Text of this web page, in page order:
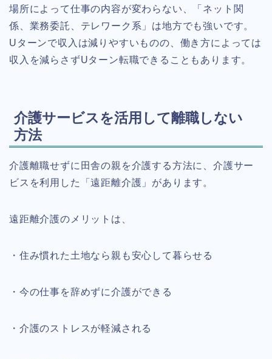
場所によって仕事の内容が変わらない、「ネット関
係、業務委託、テレワーク系」は地方でも強いです。
Uターンで収入は減りやすいものの、働き方によっては
収入を減らさずUターン転職できることもあります。
介護サービスを活用して離職しない
方法
介護離職せずに田舎の親を介護する方法に、介護サー
ビスを利用した「遠距離介護」があります。
遠距離介護のメリットは、
・住み慣れた土地なら親も安心して暮らせる
・今の仕事を辞めずに介護ができる
・介護のストレスが軽減される